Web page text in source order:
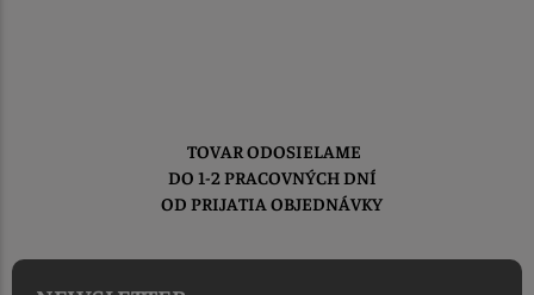
TOVAR ODOSIELAME
DO 1-2 PRACOVNÝCH DNÍ
OD PRIJATIA OBJEDNÁVKY